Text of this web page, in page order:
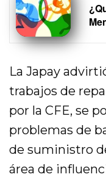
La Japay
trabajos de
por la CFE, se
problemas de
de suministro
área de